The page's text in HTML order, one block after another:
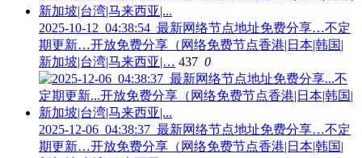
2025-10-12_04:38:54_最新网络节点地址免费分享…不定
期更新…开放免费分享（网络免费节点香港|日本|韩国|
新加坡|台湾|马来西亚|… 437 0
2025-12-06_04:38:37_最新网络节点地址免费分享…不定
期更新…开放免费分享（网络免费节点香港|日本|韩国|